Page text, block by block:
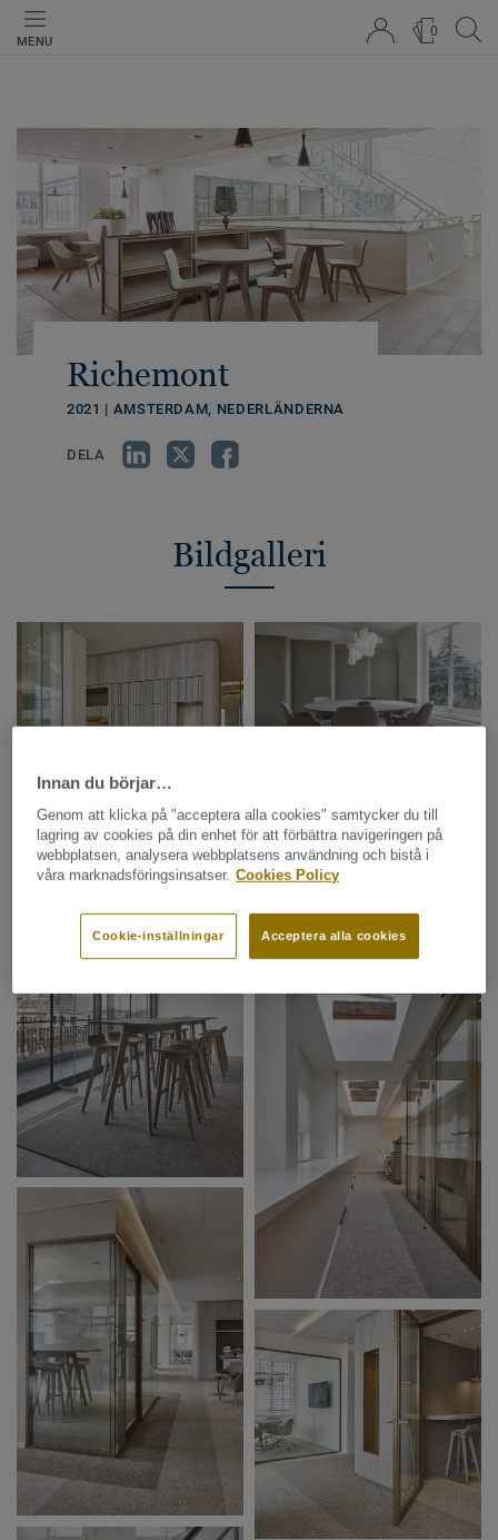
MENU
0
Richemont
2021 | AMSTERDAM, NEDERLÄNDERNA
DELA
Bildgalleri
Innan du börjar…
Genom att klicka på "acceptera alla cookies" samtycker du till
lagring av cookies på din enhet för att förbättra navigeringen på
webbplatsen, analysera webbplatsens användning och bistå i
våra marknadsföringsinsatser. Cookies Policy
Acceptera alla cookies
Cookie-inställningar